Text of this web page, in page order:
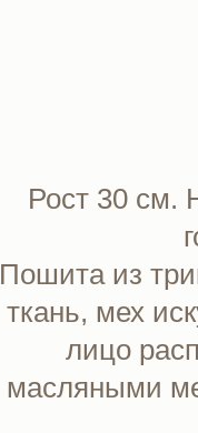
Рост 30 см.
Пошита из
ткань, мех
лицо
масляными